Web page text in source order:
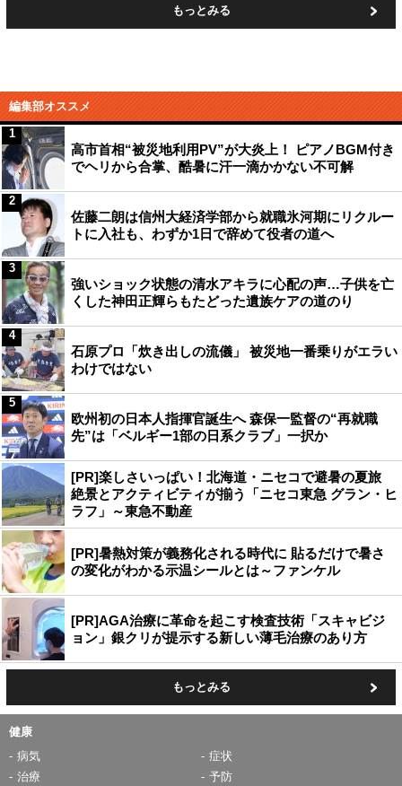
もっとみる
編集部オススメ
高市首相“被災地利用PV”が大炎上！ ピアノBGM付き
でヘリから合掌、酷暑に汗一滴かかない不可解
1
佐藤二朗は信州大経済学部から就職氷河期にリクルー
トに入社も、わずか1日で辞めて役者の道へ
2
強いショック状態の清水アキラに心配の声…子供を亡
くした神田正輝らもたどった遺族ケアの道のり
3
石原プロ「炊き出しの流儀」 被災地一番乗りがエラい
わけではない
4
欧州初の日本人指揮官誕生へ 森保一監督の“再就職
先”は「ベルギー1部の日系クラブ」一択か
5
[PR]楽しさいっぱい！北海道・ニセコで避暑の夏旅
絶景とアクティビティが揃う「ニセコ東急 グラン・ヒ
ラフ」～東急不動産
[PR]暑熱対策が義務化される時代に 貼るだけで暑さ
の変化がわかる示温シールとは～ファンケル
[PR]AGA治療に革命を起こす検査技術「スキャビジ
ョン」銀クリが提示する新しい薄毛治療のあり方
もっとみる
健康
病気
症状
治療
予防